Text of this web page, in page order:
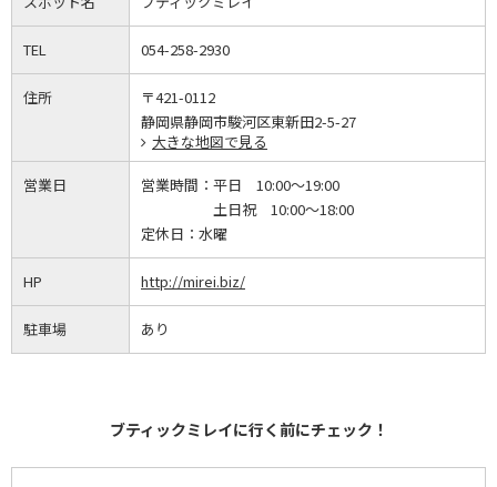
TEL 054-258-2930
住所
〒421-0112
静岡県静岡市駿河区東新田2-5-27
大きな地図で見る
営業日 営業時間： 平日 10:00～19:00
土日祝 10:00～18:00
定休日： 水曜
HP http://mirei.biz/
駐車場 あり
ブティックミレイに行く前にチェック！